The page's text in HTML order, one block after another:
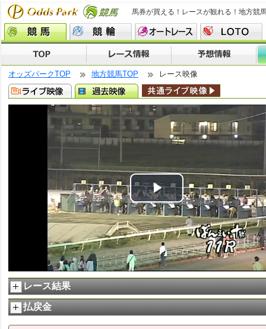
馬券が買える！レースが観れる！地方競
オッズパークTOP 地方競馬TOP レース映像
Play
Video
レース結果
払戻金